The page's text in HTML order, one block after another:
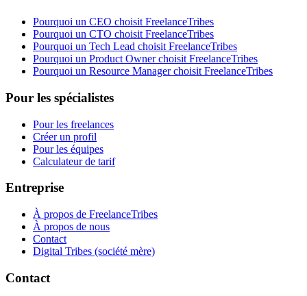
Pourquoi un CEO choisit FreelanceTribes
Pourquoi un CTO choisit FreelanceTribes
Pourquoi un Tech Lead choisit FreelanceTribes
Pourquoi un Product Owner choisit FreelanceTribes
Pourquoi un Resource Manager choisit FreelanceTribes
Pour les spécialistes
Pour les freelances
Créer un profil
Pour les équipes
Calculateur de tarif
Entreprise
À propos de FreelanceTribes
À propos de nous
Contact
Digital Tribes (société mère)
Contact